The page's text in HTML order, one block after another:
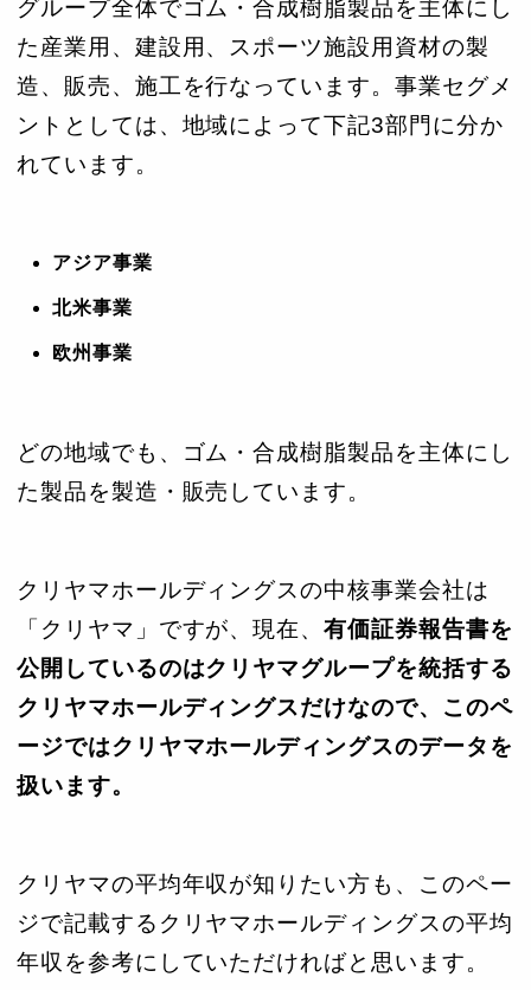
グループ全体でゴム・合成樹脂製品を主体にし
た産業用、建設用、スポーツ施設用資材の製
造、販売、施工を行なっています。事業セグメ
ントとしては、地域によって下記3部門に分か
れています。
アジア事業
北米事業
欧州事業
どの地域でも、ゴム・合成樹脂製品を主体にし
た製品を製造・販売しています。
クリヤマホールディングスの中核事業会社は
「クリヤマ」ですが、現在、有価証券報告書を
公開しているのはクリヤマグループを統括する
クリヤマホールディングスだけなので、このペ
ージではクリヤマホールディングスのデータを
扱います。
クリヤマの平均年収が知りたい方も、このペー
ジで記載するクリヤマホールディングスの平均
年収を参考にしていただければと思います。